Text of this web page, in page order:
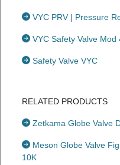
VYC PRV | Pressure
VYC Safety Valve Mod
Safety Valve VYC
RELATED PRODUCTS
Zetkama Globe Valve
Meson Globe Valve
10K